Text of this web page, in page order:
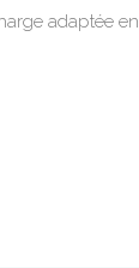
adaptée en